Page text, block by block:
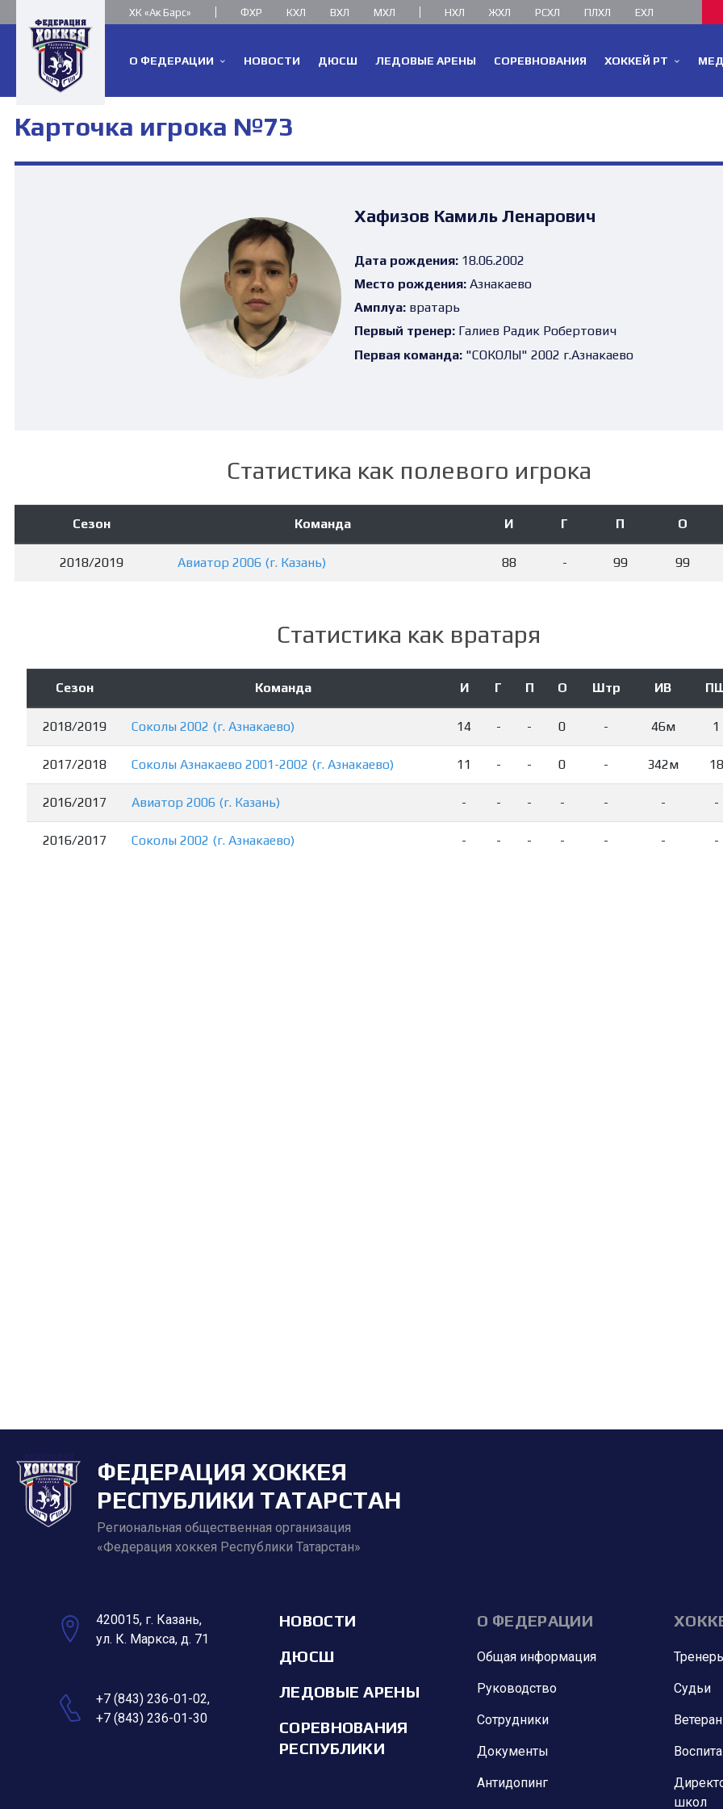
ХК «Ак Барс» ФХР КХЛ ВХЛ МХЛ НХЛ ЖХЛ РСХЛ ПЛХЛ ЕХЛ
О ФЕДЕРАЦИИ НОВОСТИ ДЮСШ ЛЕДОВЫЕ АРЕНЫ СОРЕВНОВАНИЯ ХОККЕЙ РТ
Карточка игрока №73
Хафизов Камиль Ленарович
Дата рождения:18.06.2002
Место рождения:Азнакаево
Амплуа:вратарь
Первый тренер:Галиев Радик Робертович
Первая команда:"СОКОЛЫ" 2002 г.Азнакаево
Статистика как полевого игрока
Сезон Команда И Г П О
2018/2019 Авиатор 2006 (г. Казань) 88 - 99 99
Статистика как вратаря
Сезон Команда И Г П О Штр ИВ
2018/2019 Соколы 2002 (г. Азнакаево) 14 - - 0 - 46м 1
2017/2018 Соколы Азнакаево 2001-2002 (г. Азнакаево) 11 - - 0 - 342м 18
2016/2017 Авиатор 2006 (г. Казань) - - - - - - -
2016/2017 Соколы 2002 (г. Азнакаево) - - - - - - -
ФЕДЕРАЦИЯ ХОККЕЯ
РЕСПУБЛИКИ ТАТАРСТАН
Региональная общественная организация
«Федерация хоккея Республики Татарстан»
420015, г. Казань,
ул. К. Маркса, д. 71
+7 (843) 236-01-02,
+7 (843) 236-01-30
НОВОСТИ
ДЮСШ
ЛЕДОВЫЕ АРЕНЫ
СОРЕВНОВАНИЯ
РЕСПУБЛИКИ
О ФЕДЕРАЦИИ
Общая информация
Руководство
Сотрудники
Документы
Антидопинг
Судьи
школ